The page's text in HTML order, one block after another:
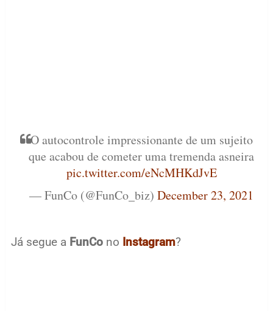
O autocontrole impressionante de um sujeito
que acabou de cometer uma tremenda asneira
pic.twitter.com/eNcMHKdJvE
— FunCo (@FunCo_biz)December 23, 2021
Já segue a FunCono Instagram?